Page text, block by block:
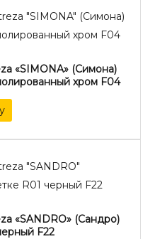
«SIMONA» (Симона)
хром F04
«SANDRO» (Сандро)
F22